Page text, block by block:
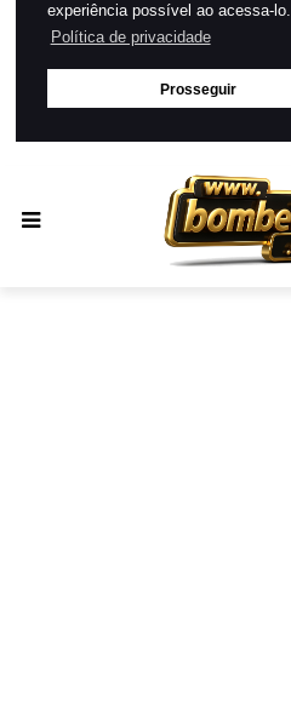
experiência possível ao acessa-lo.
Política de privacidade
Prosseguir